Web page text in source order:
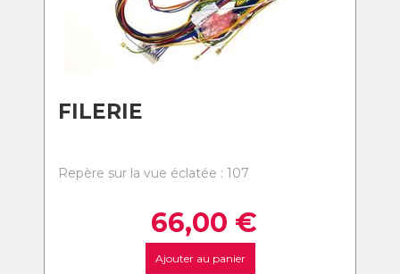
FILERIE
Repère sur la vue éclatée : 107
66,00 €
Ajouter au panier